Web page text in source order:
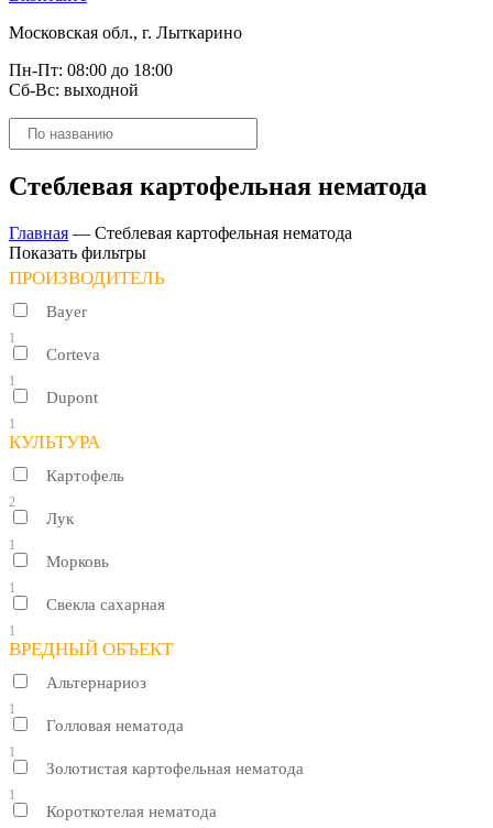
Московская обл., г. Лыткарино
Пн-Пт: 08:00 до 18:00
Сб-Вс: выходной
Поиск
товаров
Стеблевая картофельная нематода
Главная — Стеблевая картофельная нематода
Показать фильтры
ПРОИЗВОДИТЕЛЬ
Bayer
1
Corteva
1
Dupont
1
КУЛЬТУРА
Картофель
2
Лук
1
Морковь
1
Свекла сахарная
1
ВРЕДНЫЙ ОБЪЕКТ
Альтернариоз
1
Голловая нематода
1
Золотистая картофельная нематода
1
Короткотелая нематода